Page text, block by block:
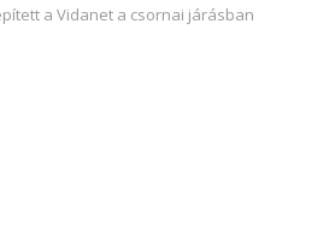
a Vidanet a csornai járásban